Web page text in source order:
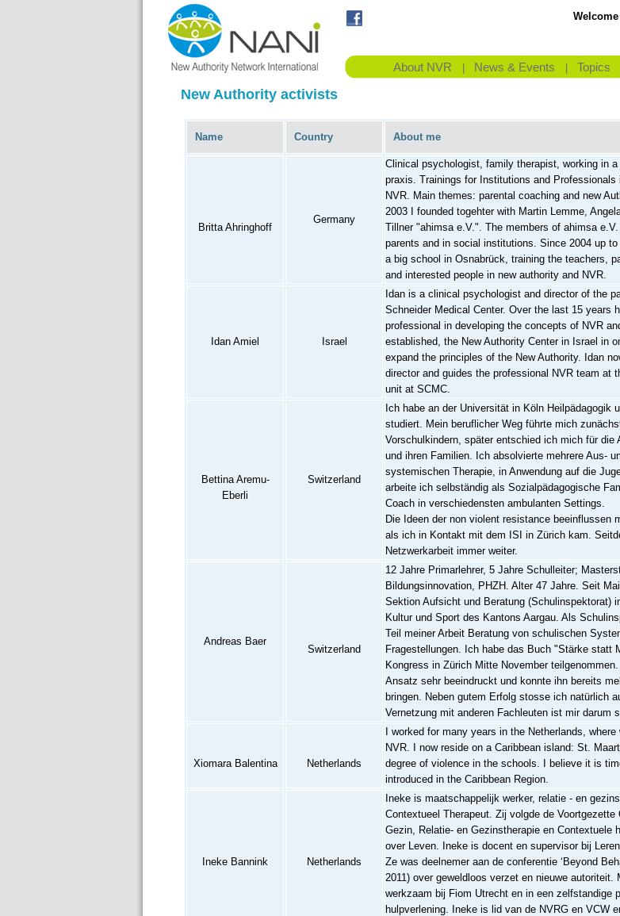
About NVR News & Events Topics
New Authority activists
Name Country About me
Britta Ahringhoff
Germany
Clinical psychologist, family therapist, working in
praxis. Trainings for Institutions and Professionals
NVR. Main themes: parental coaching and new
2003 I founded togehter with Martin Lemme,
Tillner "ahimsa e.V.". The members of ahimsa
parents and in social institutions. Since 2004 up
a big school in Osnabrück, training the teachers,
and interested people in new authority and NVR.
Idan Amiel Israel
Idan is a clinical psychologist and director of the
Schneider Medical Center. Over the last 15 years
professional in developing the concepts of NVR
established, the New Authority Center in Israel in
expand the principles of the New Authority. Idan
director and guides the professional NVR team at
unit at SCMC.
Bettina Aremu-
Eberli
Switzerland
Ich habe an der Universität in Köln Heilpädagogik
studiert. Mein beruflicher Weg führte mich
Vorschulkindern, später entschied ich mich für die
und ihren Familien. Ich absolvierte mehrere Aus-
systemischen Therapie, in Anwendung auf die
arbeite ich selbständig als Sozialpädagogische
Coach in verschiedensten ambulanten Settings.
Die Ideen der non violent resistance beeinflussen
als ich in Kontakt mit dem ISI in Zürich kam.
Netzwerkarbeit immer weiter.
Andreas Baer
Switzerland
12 Jahre Primarlehrer, 5 Jahre Schulleiter;
Bildungsinnovation, PHZH. Alter 47 Jahre. Seit
Sektion Aufsicht und Beratung (Schulinspektorat)
Kultur und Sport des Kantons Aargau. Als
Teil meiner Arbeit Beratung von schulischen
Fragestellungen. Ich habe das Buch "Stärke statt
Kongress in Zürich Mitte November
Ansatz sehr beeindruckt und konnte ihn bereits
bringen. Neben gutem Erfolg stosse ich natürlich
Vernetzung mit anderen Fachleuten ist mir darum
Xiomara Balentina Netherlands
I worked for many years in the Netherlands,
NVR. I now reside on a Caribbean island: St.
degree of violence in the schools. I believe it is
introduced in the Caribbean Region.
Ineke Bannink Netherlands
Ineke is maatschappelijk werker, relatie - en
Contextueel Therapeut. Zij volgde de Voortgezette
Gezin, Relatie- en Gezinstherapie en Contextuele
over Leven. Ineke is docent en supervisor bij
Ze was deelnemer aan de conferentie ‘Beyond
2011) over geweldloos verzet en nieuwe autoriteit.
werkzaam bij Fiom Utrecht en in een zelfstandige
hulpverlening. Ineke is lid van de NVRG en VCW